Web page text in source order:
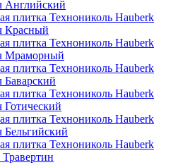
Английский
плитка Технониколь Hauberk
Красный
плитка Технониколь Hauberk
Мраморный
плитка Технониколь Hauberk
плитка Технониколь Hauberk
плитка Технониколь Hauberk
плитка Технониколь Hauberk